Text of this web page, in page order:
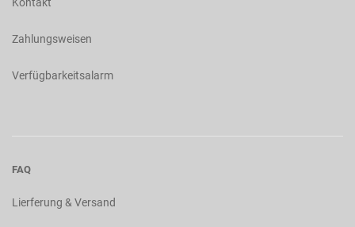
Zahlungsweisen
Verfügbarkeitsalarm
FAQ
Lierferung & Versand